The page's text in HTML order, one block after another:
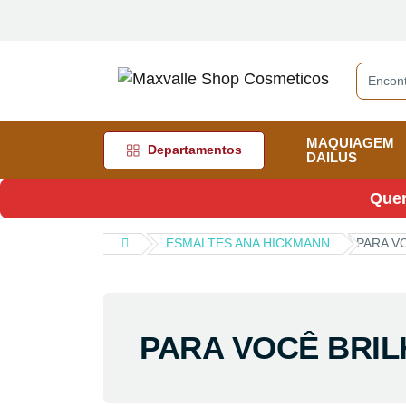
Departamentos
MAQUIAGEM
DAILUS
ESMALTES ANA HICKMANN PARA
PARA VOCÊ